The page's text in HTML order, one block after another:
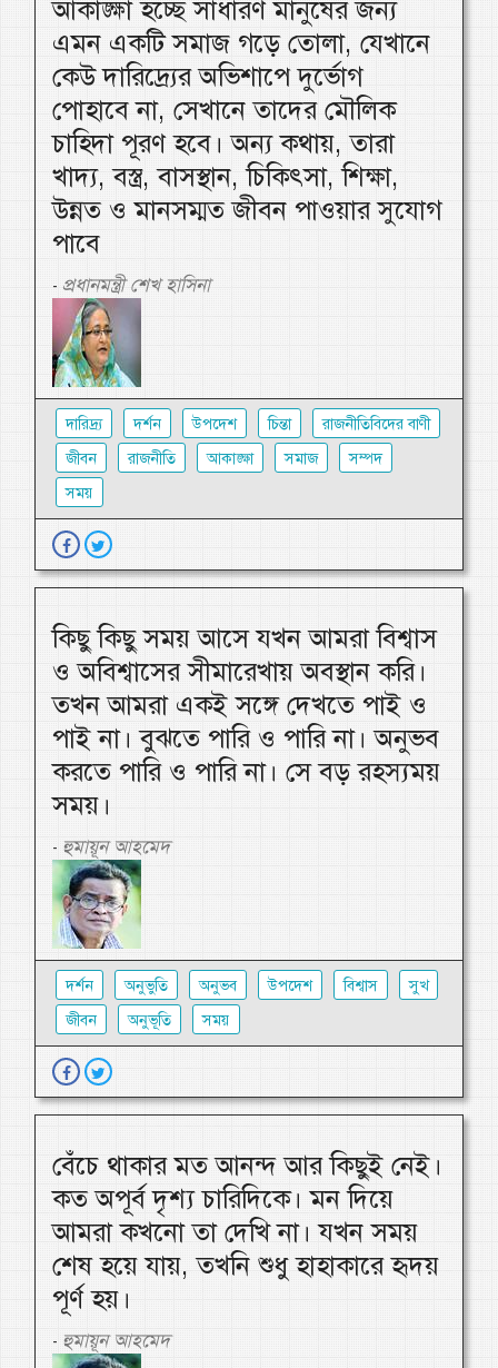
আকাঙ্ক্ষা হচ্ছে সাধারণ মানুষের জন্য
এমন একটি সমাজ গড়ে তোলা, যেখানে
কেউ দারিদ্র্যের অভিশাপে দুর্ভোগ
পোহাবে না, সেখানে তাদের মৌলিক
চাহিদা পূরণ হবে। অন্য কথায়, তারা
খাদ্য, বস্ত্র, বাসস্থান, চিকিৎসা, শিক্ষা,
উন্নত ও মানসম্মত জীবন পাওয়ার সুযোগ
পাবে
- প্রধানমন্ত্রী শেখ হাসিনা
দারিদ্র্য দর্শন উপদেশ চিন্তা
রাজনীতিবিদের বাণী
জীবন
রাজনীতি আকাঙ্ক্ষা সমাজ
সম্পদ
সময়
কিছু কিছু সময় আসে যখন আমরা বিশ্বাস
ও অবিশ্বাসের সীমারেখায় অবস্থান করি।
তখন আমরা একই সঙ্গে দেখতে পাই ও
পাই না। বুঝতে পারি ও পারি না। অনুভব
করতে পারি ও পারি না। সে বড় রহস্যময়
সময়।
- হুমায়ূন আহমেদ
দর্শন অনুভুতি অনুভব উপদেশ বিশ্বাস
সুখ
জীবন
অনুভূতি সময়
বেঁচে থাকার মত আনন্দ আর কিছুই নেই।
কত অপূর্ব দৃশ্য চারিদিকে। মন দিয়ে
আমরা কখনো তা দেখি না। যখন সময়
শেষ হয়ে যায়, তখনি শুধু হাহাকারে হৃদয়
পূর্ণ হয়।
- হুমায়ূন আহমেদ